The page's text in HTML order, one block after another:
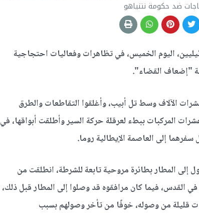
ضد حكومة نتنياهو
اليوم الخميس، في تظاهرات وفعاليات احتجاجية
"إضعاف القضاء".
الآلاف وسط تل أبيب، وأغلقوا التقاطعات والطرق
المركبات ببطء لعرقلة حركة السير وأطلقت أبواقها، في
إلى العاصمة الإيطالية روما.
إلى المطار بطائرة مروحية تابعة للشرطة، انطلقت من
فيما كان مرافقوه قد وصلوا إلى المطار قبل ذلك،
قليلة من وصوله، خوفًا من تأخر وصولهم بسبب